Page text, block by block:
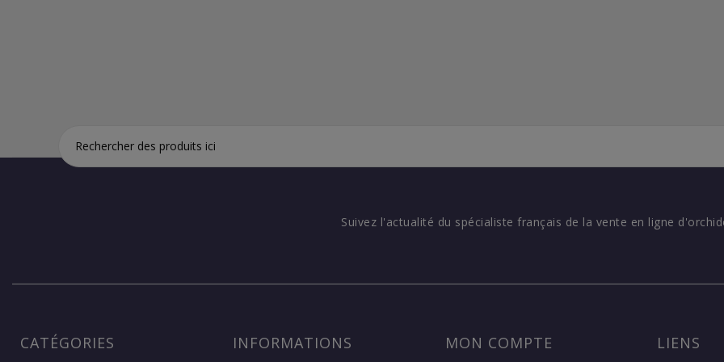
Suivez l'actualité du spécialiste français de la vente en ligne
CATÉGORIES INFORMATIONS MON COMPTE LIENS